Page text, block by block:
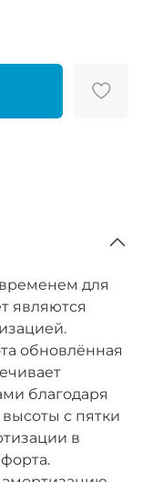
для
являются
обновлённая
благодаря
с пятки
в